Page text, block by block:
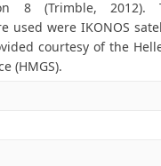
8 (Trimble, 2012).
used were IKONOS
courtesy of the
(HMGS).